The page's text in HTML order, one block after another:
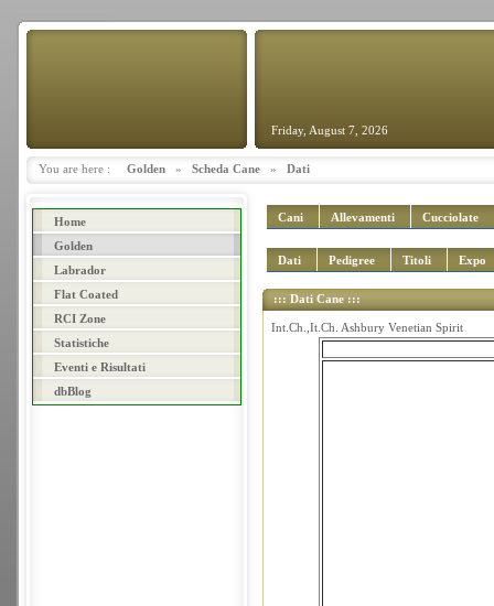
Friday, August 7, 2026
You are here : Golden » Scheda Cane » Dati
Home
Golden
Labrador
Flat Coated
RCI Zone
Statistiche
Eventi e Risultati
dbBlog
Cani Allevamenti Cucciolate
Dati Pedigree Titoli Expo
::: Dati Cane :::
Int.Ch.,It.Ch. Ashbury Venetian Spirit